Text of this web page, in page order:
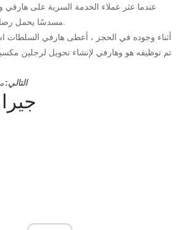
عندما عثر عملاء الخدمة السرية على
مسدسًا يحمل رصاصات فارغة في جيوبه.
أثناء وجوده في الحجز ، أعطى هارفي السلطات
تم توظيفه هو وهارفي لإنشاء تحويل لرجلين
التالي:
7.